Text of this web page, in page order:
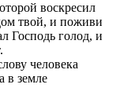
воскресил
твой, и поживи
Господь голод, и
человека
в земле